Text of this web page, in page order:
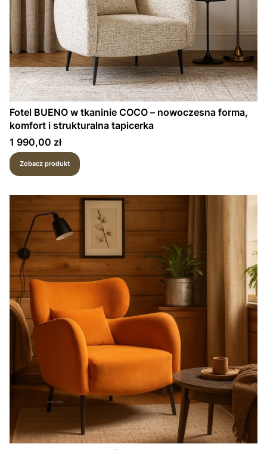
Fotel BUENO w tkaninie COCO – nowoczesna forma,
komfort i strukturalna tapicerka
Cena
1 990,00 zł
Zobacz produkt